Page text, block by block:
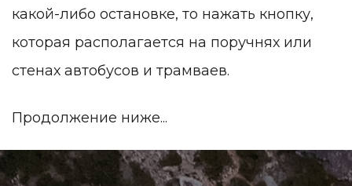
какой-либо остановке, то нажать кнопку,
которая располагается на поручнях или
стенах автобусов и трамваев.
Продолжение ниже...